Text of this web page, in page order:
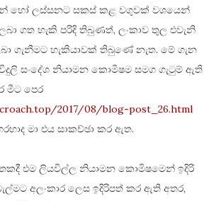
හෝ ලස්සනට සකස් කළ වගුවක් වශයෙන්
ගත හැකි පරිදි තිබුණත්, ලංකාව තුල එවැනි
ගැනීමට හැකියාවක් තිබුණේ නැත. මේ ගැන
සංදේශ නියාමන කොමිෂම සමග ගැටුම් ඇති
මීට පෙර
2017/08/blog-post_26.html
මා එය සාකච්ඡා කර ඇත.
එම ලියවිල්ල නියාමන කොමිෂමෙන් ඉදිරි
අලංකාර ලෙස ඉදිරිපත් කර ඇති අතර,